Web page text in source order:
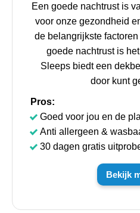
Een goede nachtrust is
voor onze gezondheid
de belangrijkste
goede nachtrust is
Sleeps biedt een
door kunt
Pros:
Goed voor jou en de
Anti allergeen &
30 dagen gratis
Bekijk